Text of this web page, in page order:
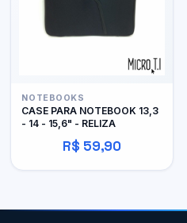
NOTEBOOKS
CASE PARA NOTEBOOK 13,3
- 14 - 15,6" - RELIZA
R$ 59,90